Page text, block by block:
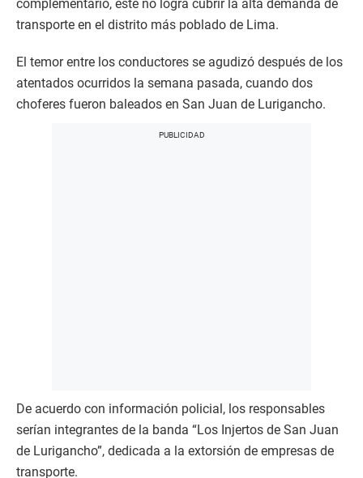
complementario, este no logra cubrir la alta demanda de
transporte en el distrito más poblado de Lima.
El temor entre los conductores se agudizó después de los
atentados ocurridos la semana pasada, cuando dos
choferes fueron baleados en San Juan de Lurigancho.
De acuerdo con información policial, los responsables
serían integrantes de la banda “Los Injertos de San Juan
de Lurigancho”, dedicada a la extorsión de empresas de
transporte.